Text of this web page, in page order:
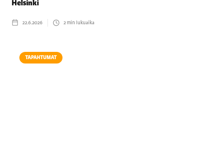
Helsinki
22.6.2026 2min lukuaika
TAPAHTUMAT